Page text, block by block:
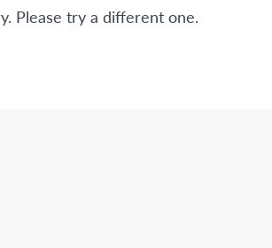
Please try a different one.